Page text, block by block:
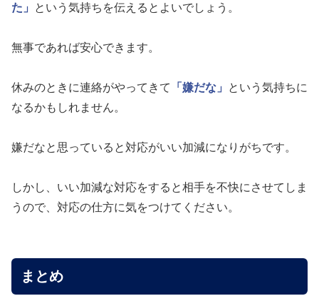
た」
という気持ちを伝えるとよいでしょう。
無事であれば安心できます。
休みのときに連絡がやってきて 「嫌だな」
という気持ちに
なるかもしれません。
嫌だなと思っていると対応がいい加減になりがちです。
しかし、いい加減な対応をすると相手を不快にさせてしま
うので、対応の仕方に気をつけてください。
まとめ